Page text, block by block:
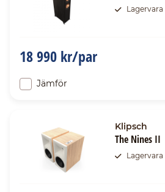
Lagervara
18 990 kr/par
Jämför
Klipsch
The Nines II
Lagervara